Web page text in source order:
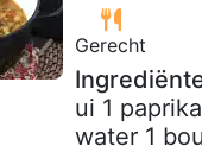
Gerecht
ui 1
water 1